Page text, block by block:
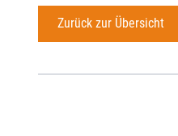
Zurück zur Übersicht